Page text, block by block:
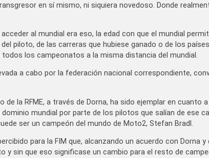
en sí mismo, ni siquiera novedoso. Donde
al mundial era eso, la edad con que el mundial
piloto, de las carreras que hubiese ganado o de los
los campeonatos a la misma distancia del mundial.
a cabo por la federación nacional correspondiente,
de la RFME, a través de Dorna, ha sido ejemplar en cuanto
mundial por parte de los pilotos que salían de ese
ser un campeón del mundo de Moto2, Stefan Bradl.
para la FIM que, alcanzando un acuerdo con Dorna
y sin que eso significase un cambio para el resto de